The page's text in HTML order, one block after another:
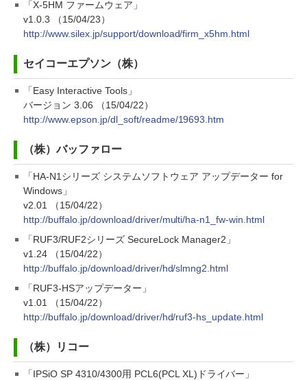
「X-5HM ファームウェア」
v1.0.3 （15/04/23）
http://www.silex.jp/support/download/firm_x5hm.html
セイコーエプソン（株）
「Easy Interactive Tools」
バージョン 3.06 （15/04/22）
http://www.epson.jp/dl_soft/readme/19693.htm
（株）バッファロー
「HA-N1シリーズ システムソフトウェア アップデーター for
Windows」
v2.01 （15/04/22）
http://buffalo.jp/download/driver/multi/ha-n1_fw-win.html
「RUF3/RUF2シリーズ SecureLock Manager2」
v1.24 （15/04/22）
http://buffalo.jp/download/driver/hd/slmng2.html
「RUF3-HSアップデーター」
v1.01 （15/04/22）
http://buffalo.jp/download/driver/hd/ruf3-hs_update.html
（株）リコー
「IPSiO SP 4310/4300用 PCL6(PCL XL)ドライバー」